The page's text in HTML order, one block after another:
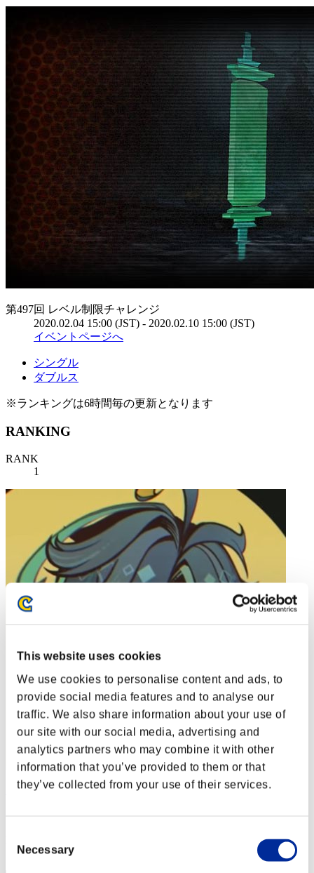
This website uses cookies
We use cookies to personalise content and ads, to
provide social media features and to analyse our
traffic. We also share information about your use of
our site with our social media, advertising and
analytics partners who may combine it with other
information that you’ve provided to them or that
they’ve collected from your use of their services.
Selection
Necessary
第497回 レベル制限チャレンジ
2020.02.04 15:00 (JST) - 2020.02.10 15:00 (JST)
イベントページへ
シングル
ダブルス
※ランキングは6時間毎の更新となります
RANKING
RANK
1
Soulless Persona
スコア:Lv:1/02'19"50
2